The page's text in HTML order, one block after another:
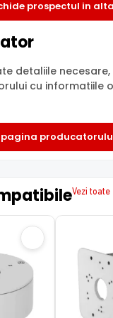
ce nu poate fi
fiind pretabila in
Distanta focala
de 103.0°.
prospectul in
detaliile
cu informatiile
pagina
Vezi